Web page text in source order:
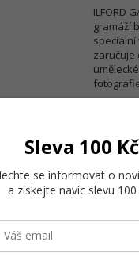
ILFORD
gramáží
zaručuje
Sleva 100 Kč
se informovat o
a získejte navíc slevu 100